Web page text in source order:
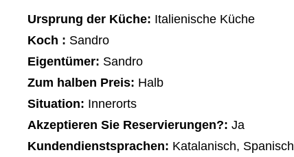
Ursprung der Küche: Italienische Küche
Koch : Sandro
Eigentümer: Sandro
Zum halben Preis: Halb
Situation: Innerorts
Akzeptieren Sie Reservierungen?: Ja
Kundendienstsprachen: Katalanisch, Spanisch